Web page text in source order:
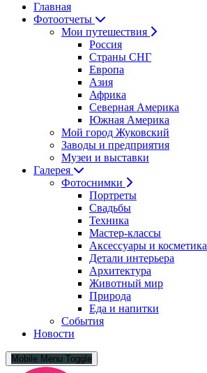
Главная
Фотоотчеты
Мои путешествия
Россия
Страны СНГ
Европа
Азия
Африка
Северная Америка
Южная Америка
Мой город Жуковский
Заводы и предприятия
Музеи и выставки
Галерея
Фотоснимки
Портреты
Свадьбы
Техника
Мастер-классы
Аксессуары и косметика
Детали интерьера
Архитектура
Животный мир
Природа
Еда и напитки
События
Новости
Mobile Menu Toggle